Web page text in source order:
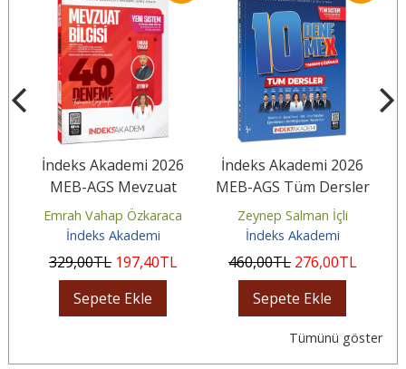
İndeks Akademi 2026
MEB-AGS Mevzuat
Bilgisi 40 Deneme
Çözümlü
Emrah Vahap Özkaraca
İndeks Akademi
329,00TL 197,40TL
Sepete Ekle
İndeks Akademi 2026
MEB-AGS Tüm Dersler
10 DenemeX Çözümlü
Zeynep Salman İçli
İndeks Akademi
460,00TL 276,00TL
Sepete Ekle
Tümünü göster